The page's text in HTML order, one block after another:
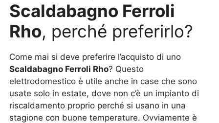
Scaldabagno Ferroli
Rho, perché preferirlo?
Come mai si deve preferire l’acquisto di uno
Scaldabagno Ferroli Rho? Questo
elettrodomestico è utile anche in case che sono
usate solo in estate, dove non c’è un impianto di
riscaldamento proprio perché si usano in una
stagione con buone temperature. Ovviamente è